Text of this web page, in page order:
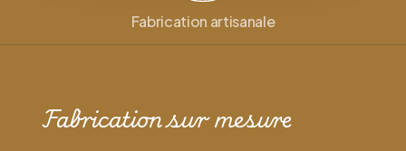
Fabrication artisanale
Fabrication sur mesure